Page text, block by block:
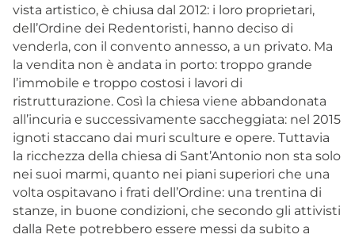
vista artistico, è chiusa dal 2012: i loro proprietari,
dell’Ordine dei Redentoristi, hanno deciso di
venderla, con il convento annesso, a un privato. Ma
la vendita non è andata in porto: troppo grande
l’immobile e troppo costosi i lavori di
ristrutturazione. Così la chiesa viene abbandonata
all’incuria e successivamente saccheggiata: nel 2015
ignoti staccano dai muri sculture e opere. Tuttavia
la ricchezza della chiesa di Sant’Antonio non sta solo
nei suoi marmi, quanto nei piani superiori che una
volta ospitavano i frati dell’Ordine: una trentina di
stanze, in buone condizioni, che secondo gli attivisti
dalla Rete potrebbero essere messi da subito a